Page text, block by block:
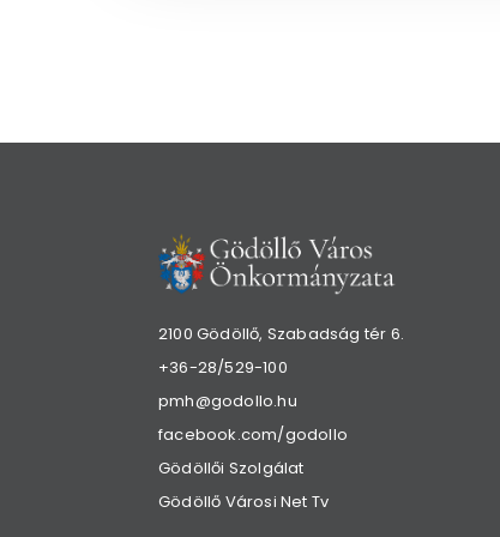
2100 Gödöllő, Szabadság tér 6.
+36-28/529-100
pmh@godollo.hu
facebook.com/godollo
Gödöllői Szolgálat
Gödöllő Városi Net Tv